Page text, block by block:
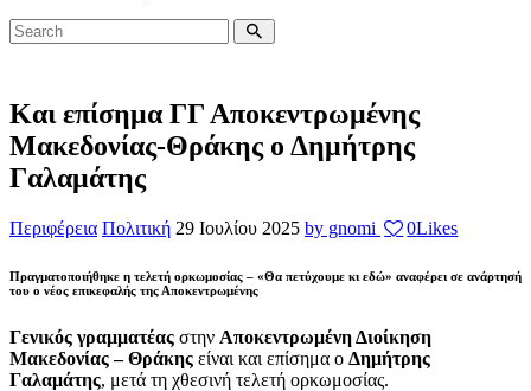
Και επίσημα ΓΓ Αποκεντρωμένης
Μακεδονίας-Θράκης ο Δημήτρης
Γαλαμάτης
Περιφέρεια Πολιτική 29 Ιουλίου 2025 by gnomi 0Likes
Πραγματοποιήθηκε η τελετή ορκωμοσίας – «Θα πετύχουμε κι εδώ» αναφέρει σε ανάρτησή
του ο νέος επικεφαλής της Αποκεντρωμένης
Γενικός γραμματέας στην Αποκεντρωμένη Διοίκηση
Μακεδονίας – Θράκης είναι και επίσημα ο Δημήτρης
Γαλαμάτης, μετά τη χθεσινή τελετή ορκωμοσίας.